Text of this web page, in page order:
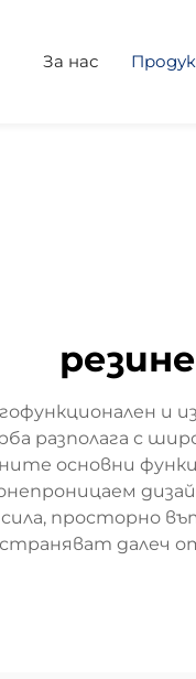
За нас
и
разполага с
основни
просторно
далеч